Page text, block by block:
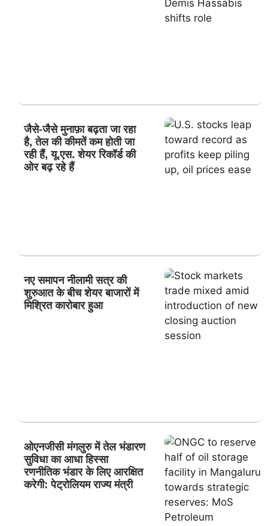
जैसे-जैसे मुनाफ़ा बढ़ता जा रहा
है, तेल की कीमतें कम होती जा
रही हैं, यू.एस. शेयर रिकॉर्ड की
ओर बढ़ रहे हैं
नए समापन नीलामी सत्र की
शुरुआत के बीच शेयर बाजारों में
मिश्रित कारोबार हुआ
ओएनजीसी मंगलुरु में तेल भंडारण
सुविधा का आधा हिस्सा
रणनीतिक भंडार के लिए आरक्षित
करेगी: पेट्रोलियम राज्य मंत्री